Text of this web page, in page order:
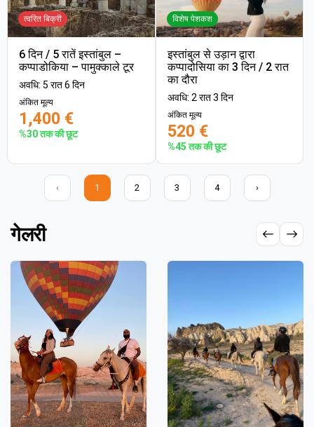
त्वरित बिक्री
6 दिन / 5 रातें इस्तांबुल –
कप्पाडोकिया – पामुक्काले टूर
अवधि: 5 रात 6 दिन
अंकित मूल्य
1,400 €
%30 तक की छूट
विशेष पेशकश
इस्तांबुल से उड़ान द्वारा
कप्पादोसिया का 3 दिन / 2 रात
का दौरा
अवधि: 2 रात 3 दिन
अंकित मूल्य
520 €
%45 तक की छूट
‹ 1 2 3 4 ›
गेलरी